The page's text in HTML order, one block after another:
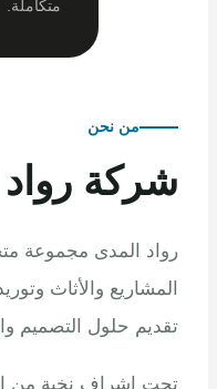
من نحن
رواد
المدى مجموعة متخصصة في
والأثاث وتوريد
حلول التصميم والديكور
إشراف نخبة من